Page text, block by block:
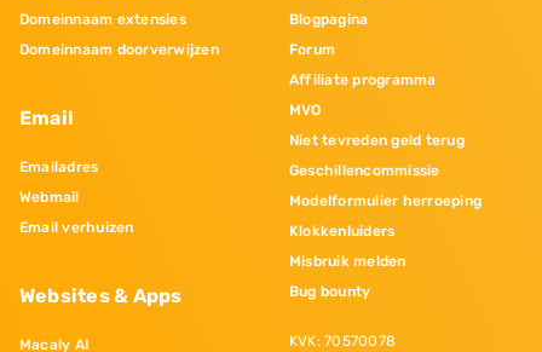
Domeinnaam extensies
Domeinnaam doorverwijzen
Email
Emailadres
Webmail
Email verhuizen
Websites & Apps
Macaly AI
Blogpagina
Forum
Affiliate programma
MVO
Niet tevreden geld terug
Geschillencommissie
Modelformulier herroeping
Klokkenluiders
Misbruik melden
Bug bounty
KVK: 70570078